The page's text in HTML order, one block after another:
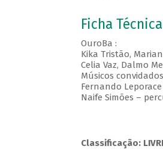
Ficha Técnica
OuroBa :
Kika Tristão,
Celia Vaz, Dalmo
Músicos
Fernando
Naife Simões –
Classificação: